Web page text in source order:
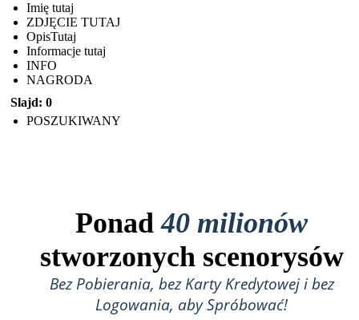
Imię tutaj
ZDJĘCIE TUTAJ
OpisTutaj
Informacje tutaj
INFO
NAGRODA
Slajd: 0
POSZUKIWANY
Ponad40 milionów
stworzonych scenorysów
Bez Pobierania, bez Karty Kredytowej i bez
Logowania, aby Spróbować!